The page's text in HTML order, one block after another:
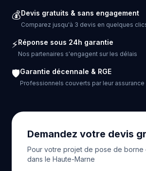
💰Devis gratuits & sans engagement
Comparez jusqu'à 3 devis en quelques
⚡Réponse sous 24h garantie
Nos partenaires s'engagent sur les délais
🛡️Garantie décennale & RGE
Professionnels couverts par leur assurance
Demandez votre devis
Pour votre projet de pose de borne
dans le Haute-Marne